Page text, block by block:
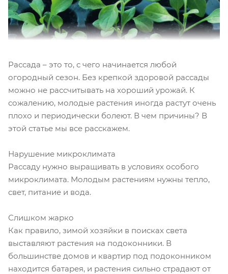
Рассада – это то, с чего начинается любой
огородный сезон. Без крепкой здоровой рассады
можно не рассчитывать на хороший урожай. К
сожалению, молодые растения иногда растут очень
плохо и периодически болеют. В чем причины? В
этой статье мы все расскажем.
Нарушение микроклимата
Рассаду нужно выращивать в условиях особого
микроклимата. Молодым растениям нужны тепло,
свет, питание и вода.
Слишком жарко
Как правило, зимой хозяйки в поисках света
выставляют растения на подоконники. В
большинстве домов и квартир под подоконником
находится батарея, и растения сильно страдают от